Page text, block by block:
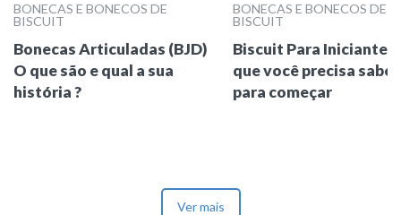
BONECAS E BONECOS DE
BISCUIT
Bonecas Articuladas (BJD)
O que são e qual a sua
história ?
BONECAS E BONECOS DE
BISCUIT
Biscuit Para Iniciantes
que você precisa saber
para começar
Ver mais